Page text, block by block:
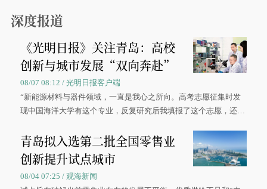
深度报道
《光明日报》关注青岛：高校
创新与城市发展“双向奔赴”
08/07 08:12 / 光明日报客户端
“新能源材料与器件领域，一直是我心之所向。高考志愿征集时发
现中国海洋大学有这个专业，反复研究后我填报了这个志愿，还真
大学材料科学与工程学院材料类专业的录取通知书。
青岛拟入选第二批全国零售业
创新提升试点城市
08/04 07:25 / 观海新闻